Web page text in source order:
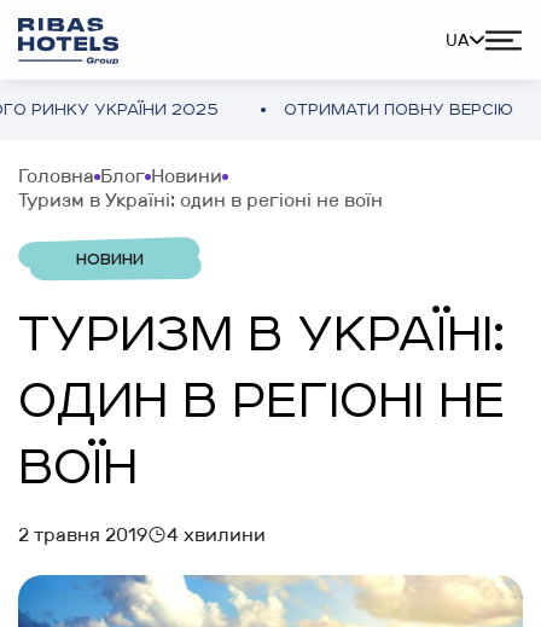
UA
УКРАЇНИ 2025 ОТРИМАТИ ПОВНУ ВЕРСІЮ
Головна Блог Новини
Туризм в Україні: один в регіоні не воїн
НОВИНИ
ТУРИЗМ В УКРАЇНІ:
ОДИН В РЕГІОНІ НЕ
ВОЇН
2 травня 2019 4 хвилини